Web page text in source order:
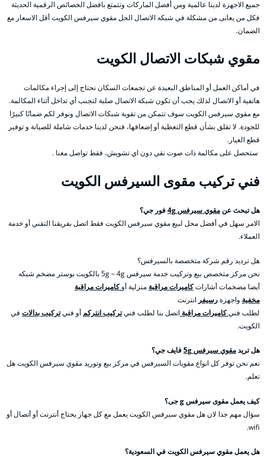
جميع الاجهزة لدينا عالمية ومن أفضل الماركات وتتمتع بافضل الخصائص الرقمية الحديثة
فكل من يعانى من مشكلة في شبكه الاتصال الحل مقوي سيرفس الكويت أقل الاسعار مع
الضمان.
مقوي شبكات الاتصال الكويت
في أماكن العمل أو المناطق البعيدة عن تجمعات السكان نحتاج إلى إجراء مكالمات
هاتفية أو الاتصال لذلك يجب أن تكون شبكة الاتصال صلبة لتجنب أي تداخل أثناء المكالمة.
مع مقوي سيرفس الكويت سوف تتمكن من تقوية شبكات الاتصال ونوفر لكم ضمانًا كبيرًا
للجودة. لا تقلق بشأن قطع التغطية أو إضعافها، فنحن لدينا خدمات شاملة للصيانة و توفير
قطع الغيار.
ستحصل على مكالمة ذات صوت نقي دون اي تشويش، فقط تواصل معنا .
فني تركيب مقوى السيرفس الكويت
هل تبحث عنمقوي سيرفس 4g
فور جي؟
الامر سهل في أفضل محل لبيع مقوي سيرفس الكويت فقط اتصل بفريقنا التقني أو خدمة
العملاء.
هل ترديد رقم شركة متخصصة بالسيرفس؟
نحن مركز متخصص بيع وتركيب خدمة سيرفس 5g – 4g بالكويت بوستر مضخم شبكه
أيضا مضخمات أشاراتكاميرات مراقبة منزلية أوكاميرات مراقبة
مخفية واجهزةرسيفر انترنت
لطلب فنيكاميرات مراقبة اتصل بنا لطلب فنيتركيب انتركم أو فنيتركيب بدالات في
الكويت.
هل تريدمقوي سيرفس 5g
فايف جي؟
نعم نحن توفر كل انواع مقويات السيرفس في مركز بيع وتوريد مقوي سيرفس الكويت هل
تعلم.
كيف يعمل مقوى سيرفس g جى؟
سؤال مهم جدا لان هل مقوي سيرفس الكويت يعمل مع كل جهاز يحتاج أنترنت أو أتصال أو
wifi.
هل يعمل مقوي سيرفس الكويت في السعودية؟